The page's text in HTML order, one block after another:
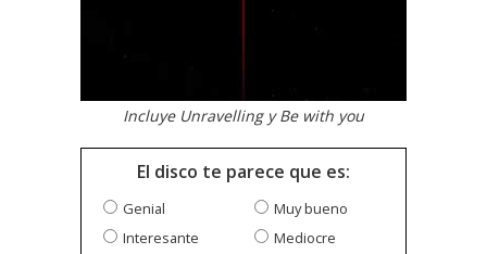
Incluye Unravelling y Be with you
El disco te parece que es:
Genial
Muy bueno
Interesante
Mediocre